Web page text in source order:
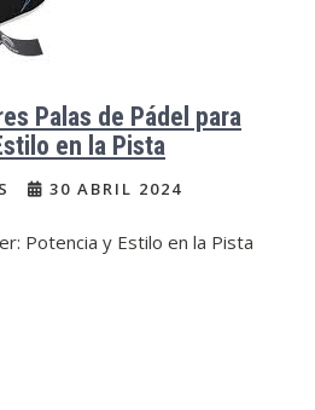
Palas de Pádel para
en la Pista
30 ABRIL 2024
Potencia y Estilo en la Pista